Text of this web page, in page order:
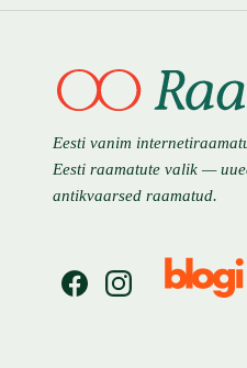
Eesti vanim
Eesti raamatute valik —
antikvaarsed raamatud.